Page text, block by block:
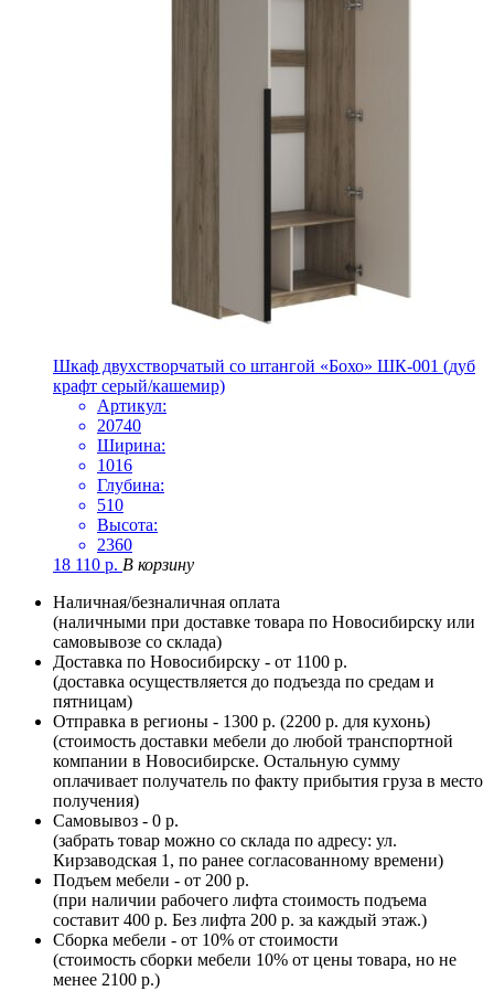
Шкаф двухстворчатый со штангой «Бохо» ШК-001 (дуб
крафт серый/кашемир)
Артикул:
20740
Ширина:
1016
Глубина:
510
Высота:
2360
18 110 р. В корзину
Наличная/безналичная оплата
(наличными при доставке товара по Новосибирску или
самовывозе со склада)
Доставка по Новосибирску - от 1100 р.
(доставка осуществляется до подъезда по средам и
пятницам)
Отправка в регионы - 1300 р. (2200 р. для кухонь)
(стоимость доставки мебели до любой транспортной
компании в Новосибирске. Остальную сумму
оплачивает получатель по факту прибытия груза в место
получения)
Самовывоз - 0 р.
(забрать товар можно со склада по адресу: ул.
Кирзаводская 1, по ранее согласованному времени)
Подъем мебели - от 200 р.
(при наличии рабочего лифта стоимость подъема
составит 400 р. Без лифта 200 р. за каждый этаж.)
Сборка мебели - от 10% от стоимости
(стоимость сборки мебели 10% от цены товара, но не
менее 2100 р.)